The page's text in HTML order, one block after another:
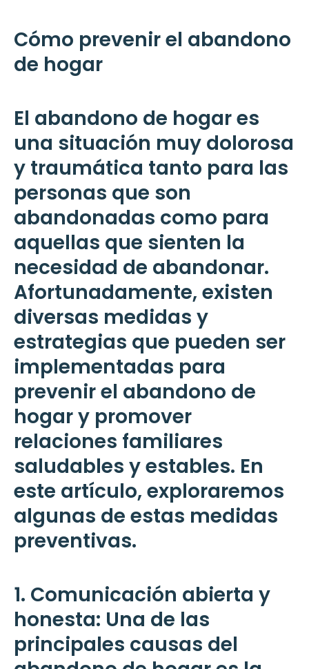
Cómo prevenir el abandono
de hogar
El abandono de hogar es
una situación muy dolorosa
y traumática tanto para las
personas que son
abandonadas como para
aquellas que sienten la
necesidad de abandonar.
Afortunadamente, existen
diversas medidas y
estrategias que pueden ser
implementadas para
prevenir el abandono de
hogar y promover
relaciones familiares
saludables y estables. En
este artículo, exploraremos
algunas de estas medidas
preventivas.
1. Comunicación abierta y
honesta: Una de las
principales causas del